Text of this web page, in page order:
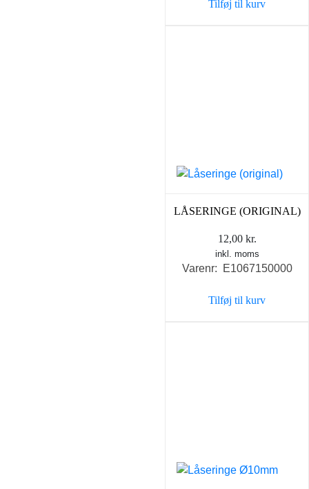
1.295,00 kr..
Tilføj til kurv
LÅSERINGE (ORIGINAL)
12,00 kr.
inkl. moms
Varenr: E1067150000
Tilføj til kurv